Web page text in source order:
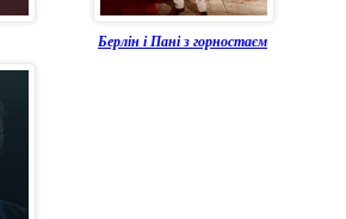
Берлін і Пані з горностаєм